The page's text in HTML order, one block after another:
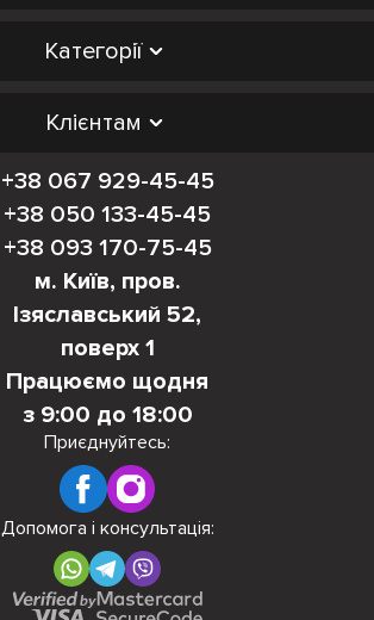
Категорії
Клієнтам
+38 067 929-45-45
+38 050 133-45-45
+38 093 170-75-45
м. Київ, пров.
Ізяславський 52,
поверх 1
Працюємо щодня
з 9:00 до 18:00
Приєднуйтесь:
Допомога і консультація: